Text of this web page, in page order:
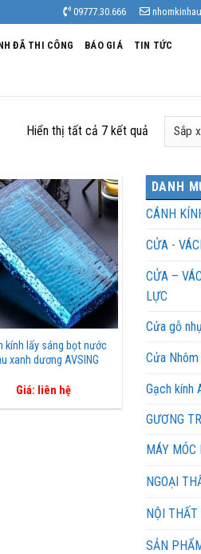
09777.30.666
ĐÃ THI CÔNG BÁO GIÁ TIN TỨC
Hiển thị tất cả 7 kết quảĐã
sắp
theo
mới
kính lấy sáng bọt nước
xanh dương AVSING
Giá: liên hệ
DANH
CÁNH
CỬA -
CỬA –
LỰC
Cửa gỗ
Cửa
Gạch kính
GƯƠNG
MÁY
NGOẠI
NỘI THẤT
SẢN